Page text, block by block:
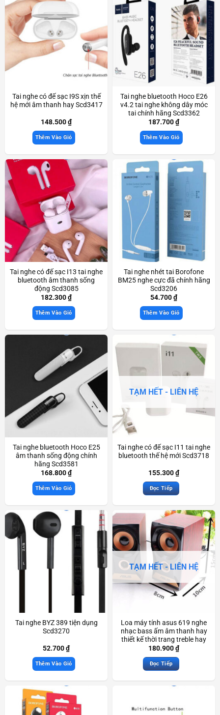
Tai nghe có đế sạc I9S xịn thế
hệ mới âm thanh hay Scd3417
148.500₫
Thêm Vào Giỏ
Tai nghe bluetooth Hoco E26
v4.2 tai nghe không dây móc
tai chính hãng Scd3362
187.700₫
Thêm Vào Giỏ
Tai nghe có đế sạc I13 tai nghe
bluetooth âm thanh sống
động Scd3085
182.300₫
Thêm Vào Giỏ
Tai nghe nhét tai Borofone
BM25 nghe cực đã chính hãng
Scd3206
54.700₫
Thêm Vào Giỏ
Tai nghe bluetooth Hoco E25
âm thanh sống động chính
hãng Scd3581
168.800₫
Thêm Vào Giỏ
TẠM HẾT - LIÊN HỆ
Tai nghe có đế sạc I11 tai nghe
bluetooth thế hệ mới Scd3718
155.300₫
Đọc Tiếp
Tai nghe BYZ 389 tiện dụng
Scd3270
52.700₫
Thêm Vào Giỏ
TẠM HẾT - LIÊN HỆ
Loa máy tính asus 619 nghe
nhạc bass ấm âm thanh hay
thiết kế thời trang treble hay
Scd3830
180.900₫
Đọc Tiếp